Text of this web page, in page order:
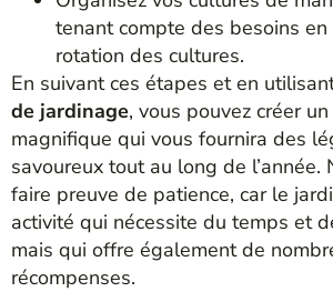
tenant compte des besoins en
rotation des cultures.
En suivant ces étapes et en
de jardinage, vous pouvez créer
magnifique qui vous fournira des
savoureux tout au long de l’année.
faire preuve de patience, car le
activité qui nécessite du temps et
mais qui offre également de
récompenses.